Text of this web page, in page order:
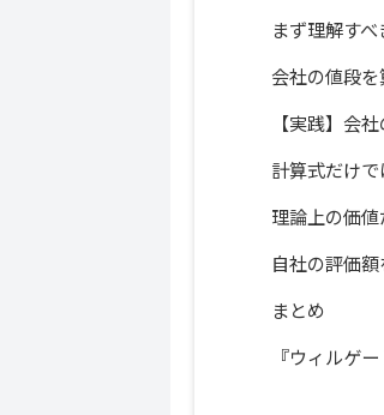
まず理解す
会社の値段
【実践】会
計算式だけ
理論上の価
自社の評価
まとめ
『ウィルゲ